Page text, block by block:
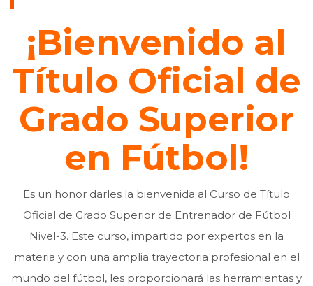
¡Bienvenido al
Título Oficial de
Grado Superior
en Fútbol!
Es un honor darles la bienvenida al Curso de Título
Oficial de Grado Superior de Entrenador de Fútbol
Nivel-3. Este curso, impartido por expertos en la
materia y con una amplia trayectoria profesional en el
mundo del fútbol, les proporcionará las herramientas y